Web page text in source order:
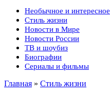
Необычное и интересное
Стиль жизни
Новости в Мире
Новости России
ТВ и шоубиз
Биографии
Сериалы и фильмы
Главная » Стиль жизни